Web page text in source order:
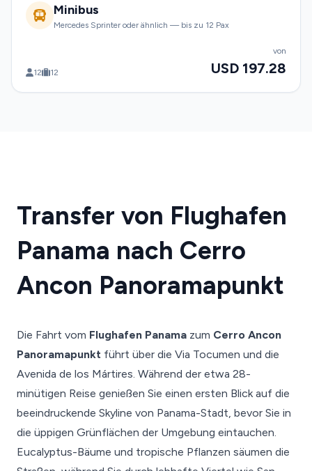
Minibus
Mercedes Sprinter oder ähnlich — bis zu 12 Pax
12 12
von
USD 197.28
Transfer von Flughafen
Panama nach Cerro
Ancon Panoramapunkt
Die Fahrt vom Flughafen Panama zum Cerro Ancon
Panoramapunkt führt über die Via Tocumen und die
Avenida de los Mártires. Während der etwa 28-
minütigen Reise genießen Sie einen ersten Blick auf die
beeindruckende Skyline von Panama-Stadt, bevor Sie in
die üppigen Grünflächen der Umgebung eintauchen.
Eucalyptus-Bäume und tropische Pflanzen säumen die